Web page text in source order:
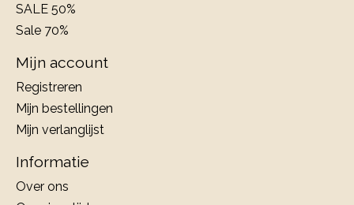
SALE 50%
Sale 70%
Mijn account
Registreren
Mijn bestellingen
Mijn verlanglijst
Informatie
Over ons